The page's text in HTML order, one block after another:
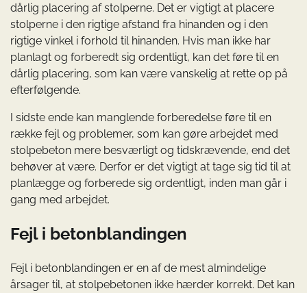
dårlig placering af stolperne. Det er vigtigt at placere
stolperne i den rigtige afstand fra hinanden og i den
rigtige vinkel i forhold til hinanden. Hvis man ikke har
planlagt og forberedt sig ordentligt, kan det føre til en
dårlig placering, som kan være vanskelig at rette op på
efterfølgende.
I sidste ende kan manglende forberedelse føre til en
række fejl og problemer, som kan gøre arbejdet med
stolpebeton mere besværligt og tidskrævende, end det
behøver at være. Derfor er det vigtigt at tage sig tid til at
planlægge og forberede sig ordentligt, inden man går i
gang med arbejdet.
Fejl i betonblandingen
Fejl i betonblandingen er en af de mest almindelige
årsager til, at stolpebetonen ikke hærder korrekt. Det kan